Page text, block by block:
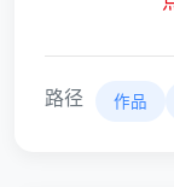
路径 作品